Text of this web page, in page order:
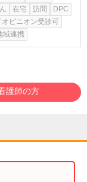
在宅 訪問
DPC
オピニオン受診可
域連携
護師の方